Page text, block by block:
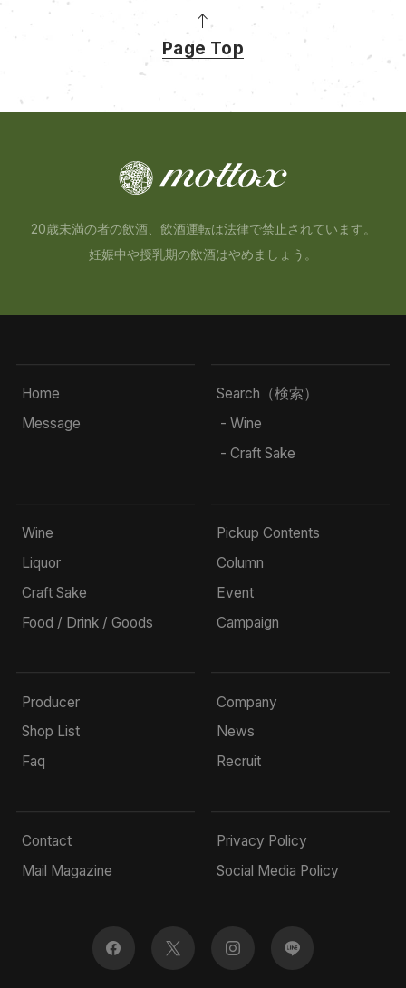
Page Top
20歳未満の者の飲酒、飲酒運転は法律で禁止されています。
妊娠中や授乳期の飲酒はやめましょう。
Home
Message
Search（検索）
- Wine
- Craft Sake
Wine
Liquor
Craft Sake
Food / Drink / Goods
Pickup Contents
Column
Event
Campaign
Producer
Shop List
Faq
Company
News
Recruit
Contact
Mail Magazine
Privacy Policy
Social Media Policy